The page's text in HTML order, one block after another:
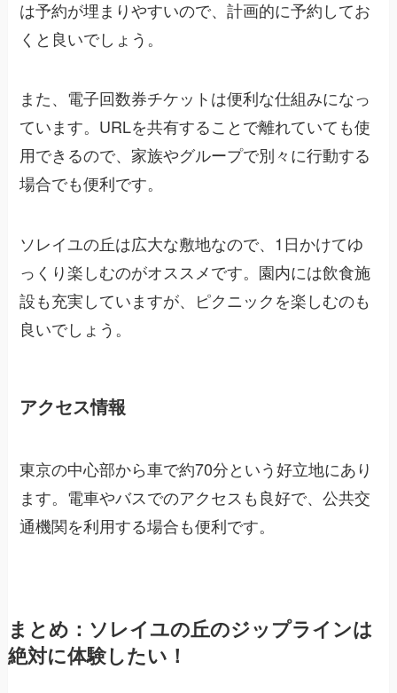
は予約が埋まりやすいので、計画的に予約してお
くと良いでしょう。
また、電子回数券チケットは便利な仕組みになっ
ています。URLを共有することで離れていても使
用できるので、家族やグループで別々に行動する
場合でも便利です。
ソレイユの丘は広大な敷地なので、1日かけてゆ
っくり楽しむのがオススメです。園内には飲食施
設も充実していますが、ピクニックを楽しむのも
良いでしょう。
アクセス情報
東京の中心部から車で約70分という好立地にあり
ます。電車やバスでのアクセスも良好で、公共交
通機関を利用する場合も便利です。
まとめ：ソレイユの丘のジップラインは
絶対に体験したい！